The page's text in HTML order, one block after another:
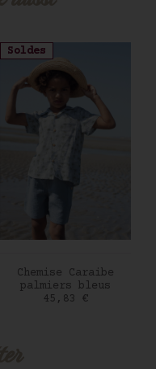
Soldes
AJOUTER AU PANIER
Chemise Caraibe
palmiers bleus
Prix
45,83 €